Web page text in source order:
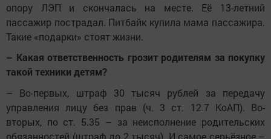
опору ЛЭП и скончалась на месте. Её 13-летний
пассажир пострадал. Питбайк купила мама пассажира.
Такие «подарки» стоят жизни.
– Какая ответственность грозит родителям за покупку
такой техники детям?
– Во-первых, штраф 30 тысяч рублей за передачу
управления лицу без прав (ч. 3 ст. 12.7 КоАП). Во-
вторых, по ст. 5.35 – за неисполнение родительских
обязанностей (штраф до 2 тысяч). И самое серьёзное –